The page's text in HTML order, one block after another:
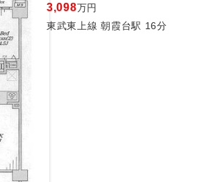
3,098万円
東武東上線 朝霞台駅 16分